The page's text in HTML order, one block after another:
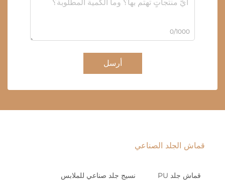
0/1000
أرسل
قماش الجلد الصناعي
قماش جلد PU نسيج جلد صناعي للملابس